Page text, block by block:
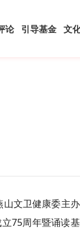
论 引导基金 文
山文卫健康委主
75周年暨诵读